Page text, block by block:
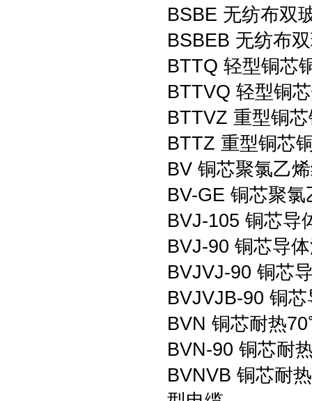
BSBE 无纺布双
BSBEB 无纺布
BTTQ 轻型铜芯
BTTVQ 轻型铜
BTTVZ 重型铜
BTTZ 重型铜芯
BV 铜芯聚氯乙
BV-GE 铜芯聚
BVJ-105 铜芯导
BVJ-90 铜芯导
BVJVJ-90 铜芯
BVJVJB-90 铜
BVN 铜芯耐热
BVN-90 铜芯耐
BVNVB 铜芯耐